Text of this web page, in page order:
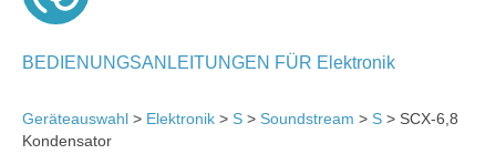
BEDIENUNGSANLEITUNGEN FÜR Elektronik
Geräteauswahl > Elektronik > S > Soundstream > S > SCX-6,8
Kondensator